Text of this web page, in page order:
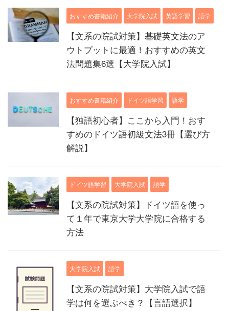
おすすめ書籍紹介 大学院入試 英語学習 語学
【文系の院試対策】基礎英文法のア
ウトプットに最適！おすすめの英文
法問題集6選【大学院入試】
おすすめ書籍紹介 ドイツ語学習 語学
【独語初心者】ここから入門！おす
すめのドイツ語初級文法3冊【選び方
解説】
ドイツ語学習 大学院入試 語学
【文系の院試対策】ドイツ語を使っ
て１年で東京大学大学院に合格する
方法
大学院入試 語学
【文系の院試対策】大学院入試で語
学は何を選ぶべき？【言語選択】